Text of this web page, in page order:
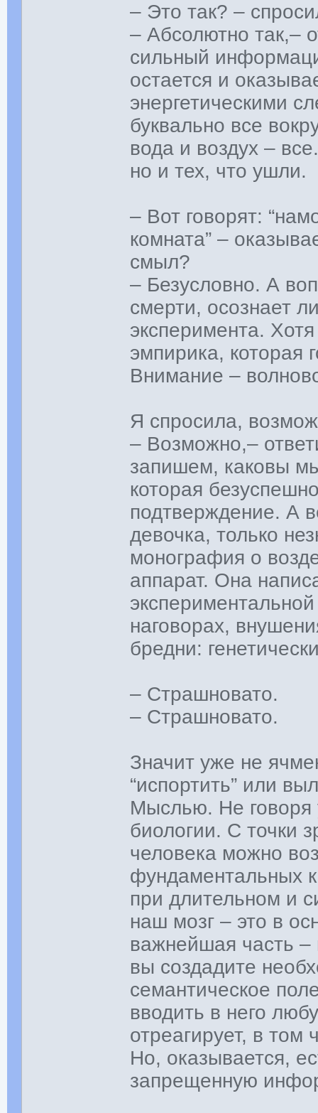
– Это так? –
– Абсолютно так,–
сильный
остается и
энергетическими
буквально все
вода и воздух –
но и тех, что ушли.
– Вот говорят:
комната” –
смыл?
– Безусловно. А
смерти, осознает
эксперимента.
эмпирика, которая
Внимание –
Я спросила,
– Возможно,–
запишем, каковы
которая
подтверждение. А
девочка, только
монография о
аппарат. Она
наговорах,
бредни:
– Страшновато.
– Страшновато.
Значит уже не
“испортить” или
Мыслью. Не говоря
биологии. С точки
человека можно
фундаментальных
при длительном и
наш мозг – это в
важнейшая часть
вы создадите
семантическое
вводить в него
отреагирует, в том
Но, оказывается,
запрещенную